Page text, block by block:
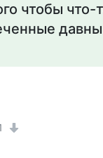
чтобы что-